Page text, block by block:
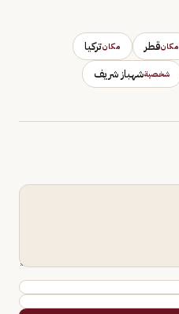
مكانقطر مكانتركيا
شخصيةشهباز شريف